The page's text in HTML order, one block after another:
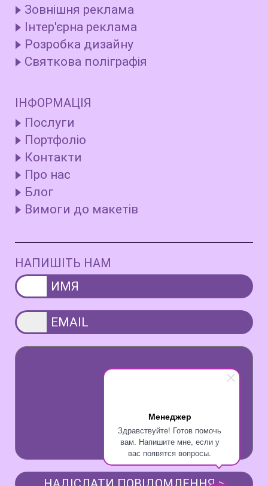
Менеджер
Здравствуйте! Готов помочь
вам. Напишите мне, если у
вас появятся вопросы.
Зовнішня реклама
Інтер'єрна реклама
Розробка дизайну
Святкова поліграфія
ІНФОРМАЦІЯ
Послуги
Портфоліо
Контакти
Про нас
Блог
Вимоги до макетів
НАПИШІТЬ НАМ